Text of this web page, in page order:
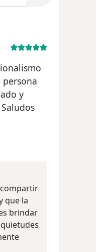
persona
y
que la
brindar